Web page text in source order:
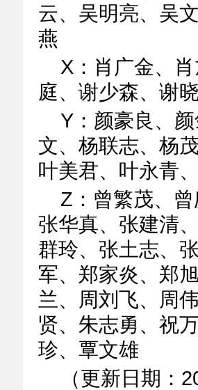
云、吴明亮、吴
燕
X：肖广金、
庭、谢少森、谢
Y：颜豪良、
文、杨联志、杨
叶美君、叶永青
Z：曾繁茂、
张华真、张建清
群玲、张土志、
军、郑家炎、郑
兰、周刘飞、周
贤、朱志勇、祝
珍、覃文雄
（更新日期：